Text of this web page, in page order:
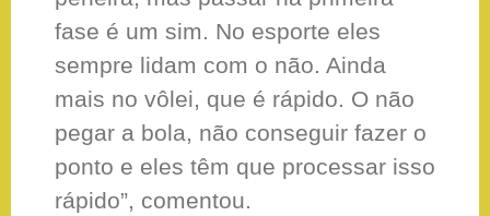
fase é um sim. No esporte eles
sempre lidam com o não. Ainda
mais no vôlei, que é rápido. O não
pegar a bola, não conseguir fazer o
ponto e eles têm que processar isso
rápido”, comentou.